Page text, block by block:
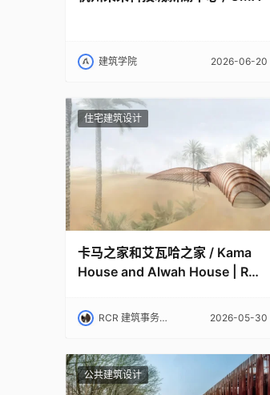
建筑学院 2026-06-20
住宅建筑设计
卡马之家和艾瓦哈之家 / Kama
House and Alwah House | RCR
RCR 建筑事务所｜RCR Arquitectes 2026-05-30
公共建筑设计